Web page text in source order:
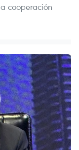
cooperación